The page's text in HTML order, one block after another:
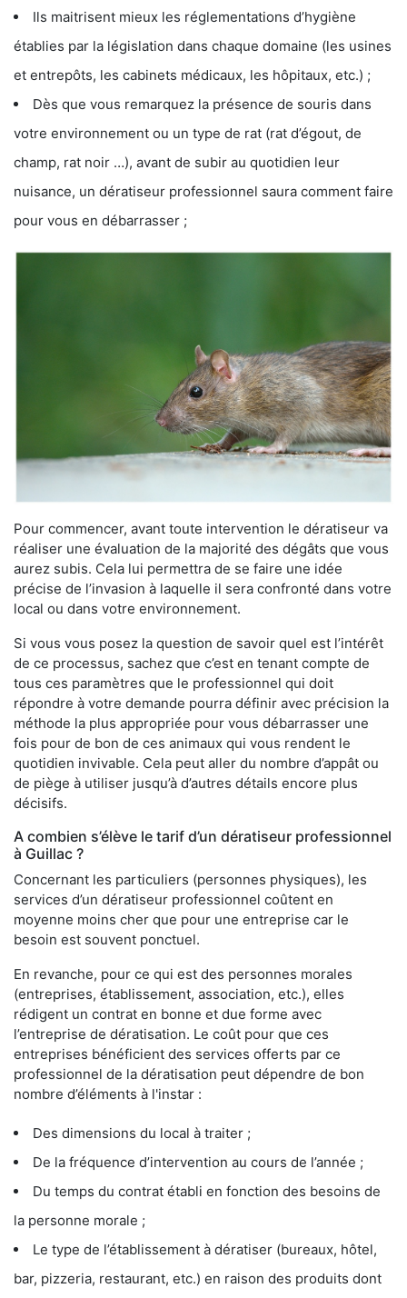
Ils maitrisent mieux les réglementations d’hygiène
établies par la législation dans chaque domaine (les usines
et entrepôts, les cabinets médicaux, les hôpitaux, etc.) ;
Dès que vous remarquez la présence de souris dans
votre environnement ou un type de rat (rat d’égout, de
champ, rat noir …), avant de subir au quotidien leur
nuisance, un dératiseur professionnel saura comment faire
pour vous en débarrasser ;
Pour commencer, avant toute intervention le dératiseur va
réaliser une évaluation de la majorité des dégâts que vous
aurez subis. Cela lui permettra de se faire une idée
précise de l’invasion à laquelle il sera confronté dans votre
local ou dans votre environnement.
Si vous vous posez la question de savoir quel est l’intérêt
de ce processus, sachez que c’est en tenant compte de
tous ces paramètres que le professionnel qui doit
répondre à votre demande pourra définir avec précision la
méthode la plus appropriée pour vous débarrasser une
fois pour de bon de ces animaux qui vous rendent le
quotidien invivable. Cela peut aller du nombre d’appât ou
de piège à utiliser jusqu’à d’autres détails encore plus
décisifs.
A combien s’élève le tarif d’un dératiseur professionnel
à Guillac ?
Concernant les particuliers (personnes physiques), les
services d’un dératiseur professionnel coûtent en
moyenne moins cher que pour une entreprise car le
besoin est souvent ponctuel.
En revanche, pour ce qui est des personnes morales
(entreprises, établissement, association, etc.), elles
rédigent un contrat en bonne et due forme avec
l’entreprise de dératisation. Le coût pour que ces
entreprises bénéficient des services offerts par ce
professionnel de la dératisation peut dépendre de bon
nombre d’éléments à l'instar :
Des dimensions du local à traiter ;
De la fréquence d’intervention au cours de l’année ;
Du temps du contrat établi en fonction des besoins de
la personne morale ;
Le type de l’établissement à dératiser (bureaux, hôtel,
bar, pizzeria, restaurant, etc.) en raison des produits dont